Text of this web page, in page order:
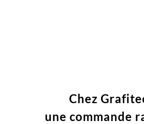
Chez
une commande